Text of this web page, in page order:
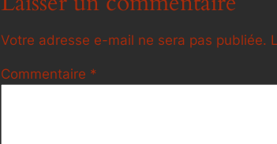
Votre adresse e-mail ne sera pas publiée.
Commentaire *